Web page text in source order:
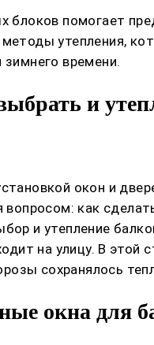
блоков помогает
утепления,
времени.
и
окон и
вопросом: как
и утепление
на улицу. В
сохранялось
окна для